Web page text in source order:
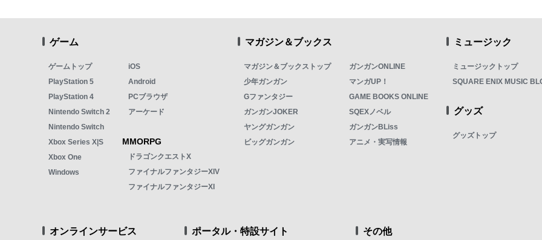
ゲーム
ゲームトップ
PlayStation 5
PlayStation 4
Nintendo Switch 2
Nintendo Switch
Xbox Series X|S
Xbox One
Windows
iOS
Android
PCブラウザ
アーケード
MMORPG
ドラゴンクエストX
ファイナルファンタジーXIV
ファイナルファンタジーXI
マガジン＆ブックス
マガジン＆ブックストップ
少年ガンガン
Gファンタジー
ガンガンJOKER
ヤングガンガン
ビッグガンガン
ガンガンONLINE
マンガUP！
GAME BOOKS ONLINE
SQEXノベル
ガンガンBLiss
アニメ・実写情報
ミュージック
ミュージックトップ
SQUARE ENIX MUSIC
グッズ
グッズトップ
オンラインサービス ポータル・特設サイト その他